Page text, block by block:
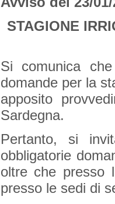
STAGIONE
Si comunica
domande per la
apposito
Sardegna.
Pertanto, si
obbligatorie
oltre che presso
presso le sedi di